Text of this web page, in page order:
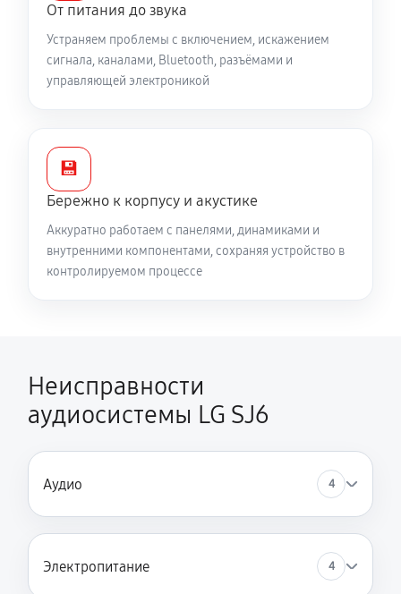
От питания до звука
Устраняем проблемы с включением, искажением
сигнала, каналами, Bluetooth, разъёмами и
управляющей электроникой
💾
Бережно к корпусу и акустике
Аккуратно работаем с панелями, динамиками и
внутренними компонентами, сохраняя устройство в
контролируемом процессе
Неисправности
аудиосистемы LG SJ6
Аудио 4
Электропитание 4